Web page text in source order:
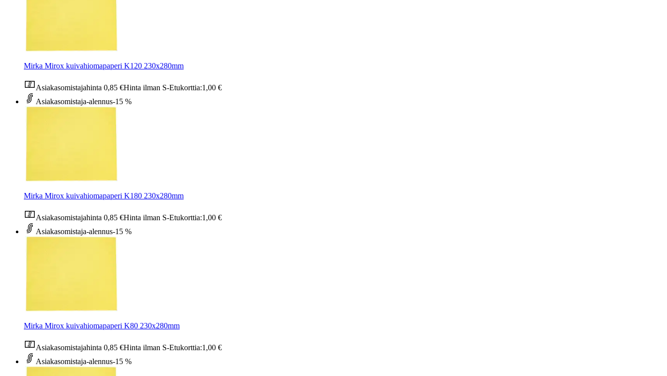
Mirka Mirox kuivahiomapaperi K120 230x280mm
Asiakasomistajahinta 0,85 €Hinta ilman S-Etukorttia:1,00 €
Asiakasomistaja-alennus-15 %
Mirka Mirox kuivahiomapaperi K180 230x280mm
Asiakasomistajahinta 0,85 €Hinta ilman S-Etukorttia:1,00 €
Asiakasomistaja-alennus-15 %
Mirka Mirox kuivahiomapaperi K80 230x280mm
Asiakasomistajahinta 0,85 €Hinta ilman S-Etukorttia:1,00 €
Asiakasomistaja-alennus-15 %